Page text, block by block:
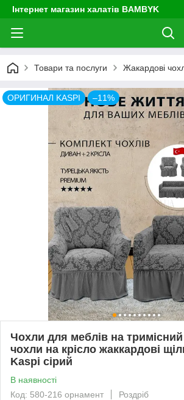
Інтернет магазин халатів BAMBYK
Товари та послуги Жакардові
ОРИГИНАЛ KASPI –11%
Чохли для меблів на
чохли на крісло жаккардові
Kaspi сiрий
В наявності
Код: 580-216 орнамент
Роздріб